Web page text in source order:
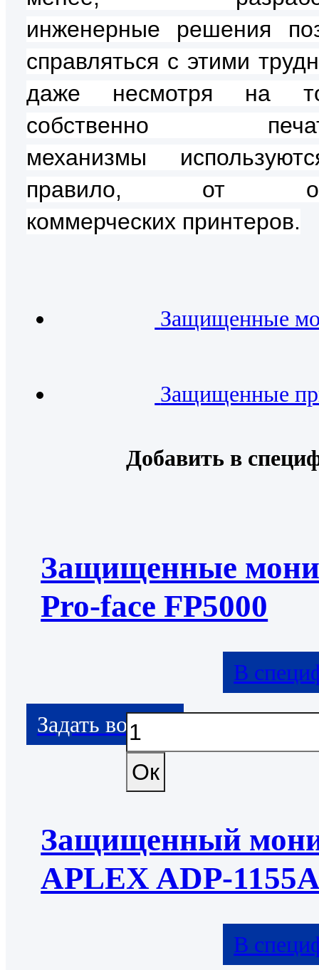
инженерные решения
справляться с этими
даже несмотря на
собственно
механизмы
правило, от
коммерческих принтеров.
Защищенные
Защищенные
Защищенные
Pro-face FP5000
В
Защищенный
APLEX ADP-
В
Добавить в